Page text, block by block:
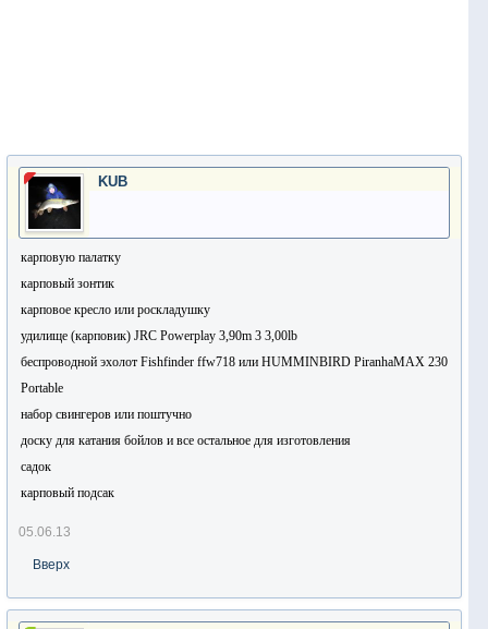
KUB
карповую палатку
карповый зонтик
карповое кресло или роскладушку
удилище (карповик) JRC Powerplay 3,90m 3 3,00lb
беспроводной эхолот Fishfinder ffw718 или HUMMINBIRD PiranhaMAX 230
Portable
набор свингеров или поштучно
доску для катания бойлов и все остальное для изготовления
садок
карповый подсак
05.06.13
Вверх